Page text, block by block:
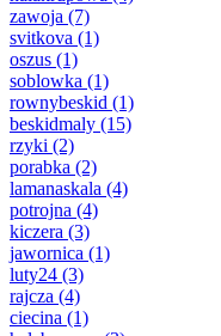
zawoja (7)
svitkova (1)
oszus (1)
soblowka (1)
rownybeskid (1)
beskidmaly (15)
rzyki (2)
porabka (2)
lamanaskala (4)
potrojna (4)
kiczera (3)
jawornica (1)
luty24 (3)
rajcza (4)
ciecina (1)